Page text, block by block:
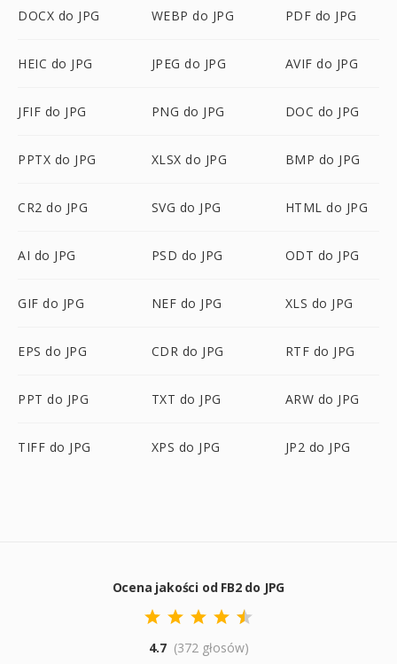
DOCX do JPG WEBP do JPG PDF do JPG
HEIC do JPG JPEG do JPG AVIF do JPG
JFIF do JPG PNG do JPG DOC do JPG
PPTX do JPG XLSX do JPG BMP do JPG
CR2 do JPG SVG do JPG HTML do JPG
AI do JPG PSD do JPG ODT do JPG
GIF do JPG NEF do JPG XLS do JPG
EPS do JPG CDR do JPG RTF do JPG
PPT do JPG TXT do JPG ARW do JPG
TIFF do JPG XPS do JPG JP2 do JPG
Ocena jakości od FB2 do JPG
4.7 (372 głosów)